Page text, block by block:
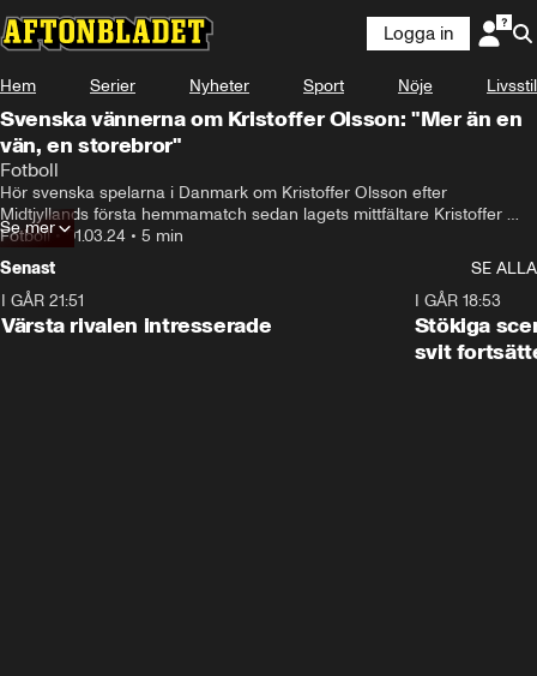
Logga in
Hem Serier Nyheter Sport Nöje Livsstil
Svenska vännerna om Kristoffer Olsson: "Mer än en
vän, en storebror"
Fotboll
Hör svenska spelarna i Danmark om Kristoffer Olsson efter
Midtjyllands första hemmamatch sedan lagets mittfältare Kristoffer
”Koffe” Olsson drabbades av en akut hjärnsjukdom som gör att han
ligger i respirator.
Fotboll•01.03.24 • 5 min
Se mer
Senast
SE ALLA
I GÅR 21:51
Värsta rivalen intresserade
I GÅR 18:53
Stökiga
svit